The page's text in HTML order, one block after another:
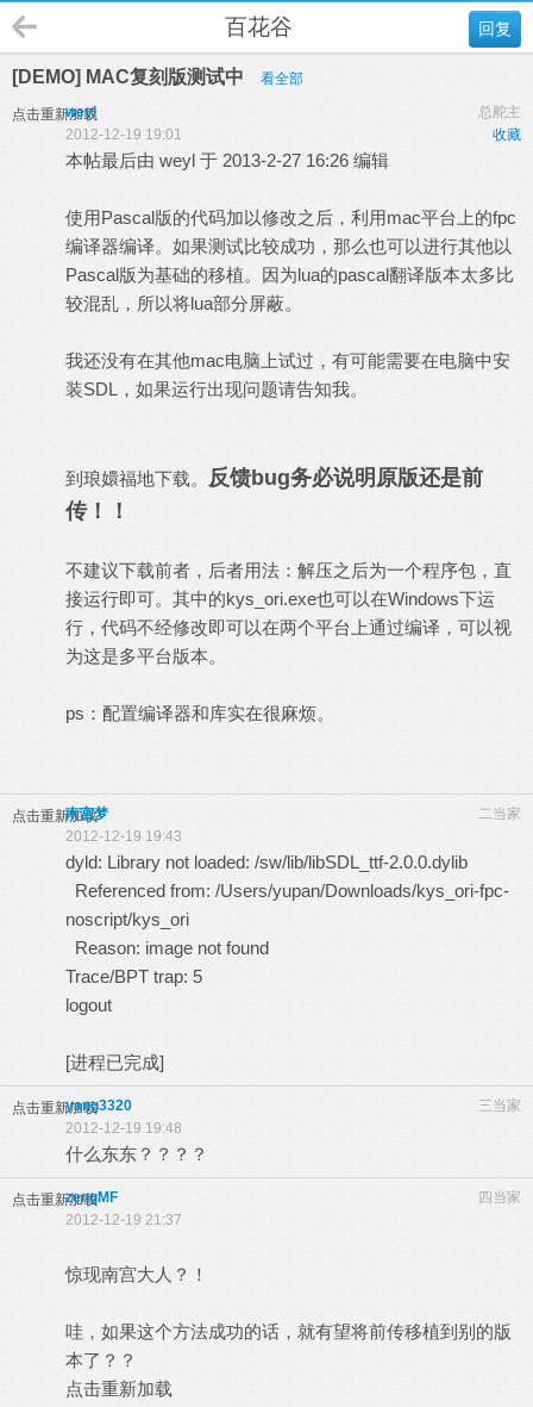
回复
百花谷
[DEMO] MAC复刻版测试中 看全部
点击重新加载 总舵主
weyl
收藏
2012-12-19 19:01
本帖最后由 weyl 于 2013-2-27 16:26 编辑
使用Pascal版的代码加以修改之后，利用mac平台上的fpc
编译器编译。如果测试比较成功，那么也可以进行其他以
Pascal版为基础的移植。因为lua的pascal翻译版本太多比
较混乱，所以将lua部分屏蔽。
我还没有在其他mac电脑上试过，有可能需要在电脑中安
装SDL，如果运行出现问题请告知我。
到琅嬛福地下载。 反馈bug务必说明原版还是前
传！！
不建议下载前者，后者用法：解压之后为一个程序包，直
接运行即可。其中的kys_ori.exe也可以在Windows下运
行，代码不经修改即可以在两个平台上通过编译，可以视
为这是多平台版本。
ps：配置编译器和库实在很麻烦。
点击重新加载 二当家
南宫梦
2012-12-19 19:43
dyld: Library not loaded: /sw/lib/libSDL_ttf-2.0.0.dylib
Referenced from: /Users/yupan/Downloads/kys_ori-fpc-
noscript/kys_ori
Reason: image not found
Trace/BPT trap: 5
logout
[进程已完成]
点击重新加载 三当家
yang3320
2012-12-19 19:48
什么东东？？？？
点击重新加载 四当家
zengMF
2012-12-19 21:37
惊现南宫大人？！
哇，如果这个方法成功的话，就有望将前传移植到别的版
本了？？
点击重新加载